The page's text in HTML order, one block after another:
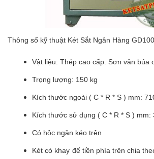
Thông số kỹ thuật Két Sắt Ngân Hàng
Vật liệu: Thép cao cấp. Sơn vân búa
Trọng lượng: 150 kg
Kích thước ngoài ( C * R * S ) mm:
Kích thước sử dụng ( C * R * S ) mm:
Có hộc ngăn kéo trên
Két có khay để tiền phía trên chia